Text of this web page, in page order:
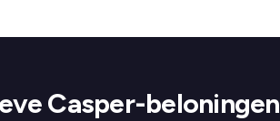
Casper-beloningen